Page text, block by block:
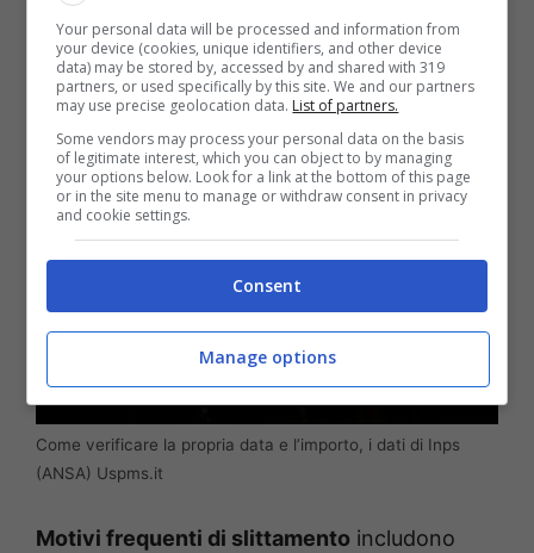
nella sezione dedicata per evitare lo storno e
il differimento alla finestra successiva.
Come verificare la propria data e l’importo, i dati di Inps
(ANSA) Uspms.it
Motivi frequenti di slittamento includono
Your personal data will be processed and information from
your device (cookies, unique identifiers, and other device
data) may be stored by, accessed by and shared with 319
partners, or used specifically by this site. We and our partners
may use precise geolocation data. List of partners.
Some vendors may process your personal data on the basis
of legitimate interest, which you can object to by managing
your options below. Look for a link at the bottom of this page
or in the site menu to manage or withdraw consent in privacy
and cookie settings.
Consent
Manage options